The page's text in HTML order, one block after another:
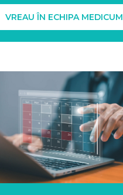
VREAU ÎN ECHIPA MEDICUM